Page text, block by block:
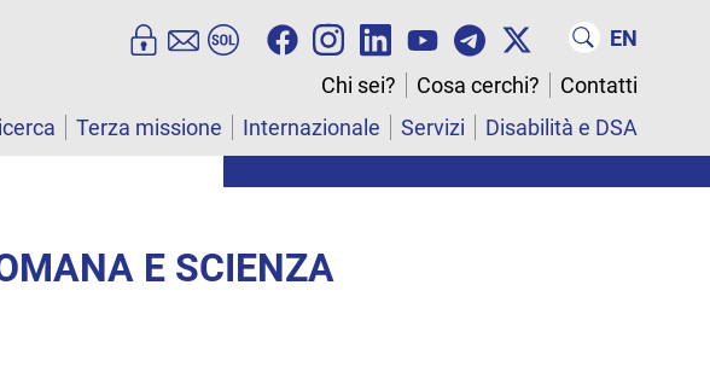
EN
Chi sei?
Cosa cerchi?
Contatti
Terza missione Internazionale Servizi Disabilità e DSA
E SCIENZA